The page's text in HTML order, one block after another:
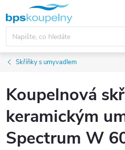
obsah
Skříňky s umyvadlem
Koupelnová
keramickým
Spectrum W